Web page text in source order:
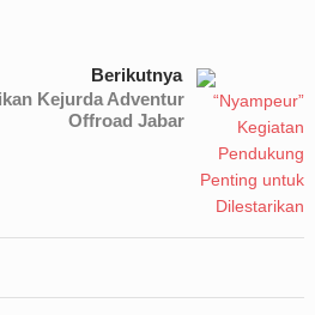
Berikutnya
Kejurda Adventur
Offroad Jabar